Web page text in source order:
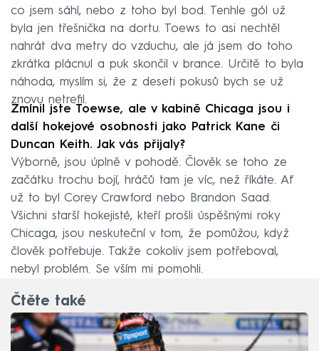
co jsem sáhl, nebo z toho byl bod. Tenhle gól už
byla jen třešnička na dortu. Toews to asi nechtěl
nahrát dva metry do vzduchu, ale já jsem do toho
zkrátka plácnul a puk skončil v brance. Určitě to byla
náhoda, myslím si, že z deseti pokusů bych se už
znovu netrefil.
Zmínil jste Toewse, ale v kabině Chicaga jsou i
další hokejové osobnosti jako Patrick Kane či
Duncan Keith. Jak vás přijaly?
Výborně, jsou úplně v pohodě. Člověk se toho ze
začátku trochu bojí, hráčů tam je víc, než říkáte. Ať
už to byl Corey Crawford nebo Brandon Saad.
Všichni starší hokejisté, kteří prošli úspěšnými roky
Chicaga, jsou neskuteční v tom, že pomůžou, když
člověk potřebuje. Takže cokoliv jsem potřeboval,
nebyl problém. Se vším mi pomohli.
Čtěte také